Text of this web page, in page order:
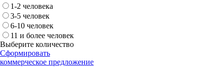
1-2 человека
3-5 человек
6-10 человек
11 и более человек
Выберите количество
Сформировать
коммерческое предложение